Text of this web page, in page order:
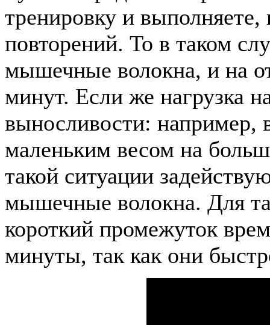
тренировку и
повторений. То в таком
мышечные волокна, и на
минут. Если же нагрузка
выносливости: например,
маленьким весом на
такой ситуации
мышечные волокна. Для
короткий промежуток
минуты, так как они